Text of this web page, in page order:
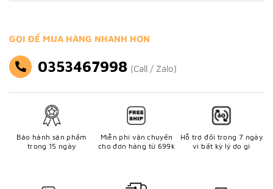
GỌI ĐỂ MUA HÀNG NHANH HƠN
0353467998 (Call / Zalo)
Bảo hành sản phẩm
trong 15 ngày
Miễn phí vận chuyển
cho đơn hàng từ 699k
Hỗ trợ đổi trong 7 ngày
vì bất kỳ lý do gì